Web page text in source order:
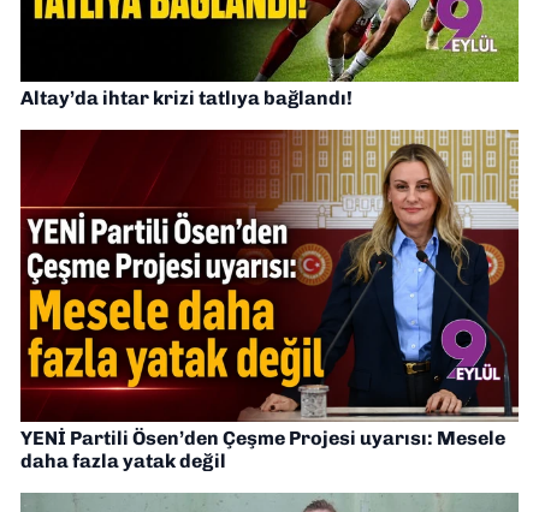
Altay’da ihtar krizi tatlıya bağlandı!
YENİ Partili Ösen’den Çeşme Projesi uyarısı: Mesele
daha fazla yatak değil